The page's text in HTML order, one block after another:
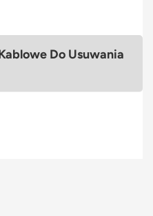
Do Usuwania